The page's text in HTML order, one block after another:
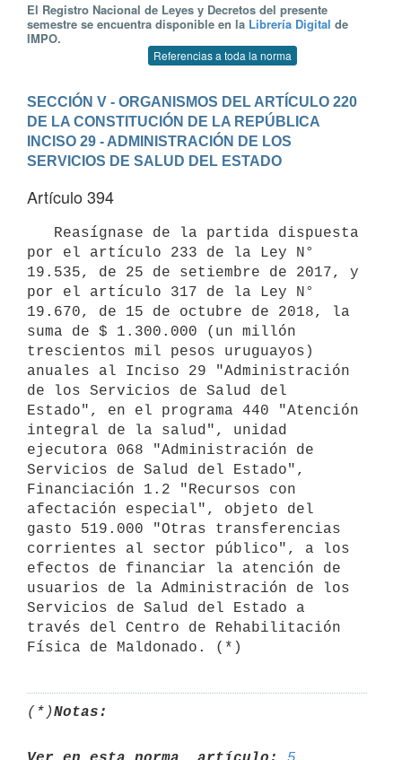
El Registro Nacional de Leyes y Decretos del presente
semestre se encuentra disponible en la Librería Digital de
IMPO.
Referencias a toda la norma
SECCIÓN V - ORGANISMOS DEL ARTÍCULO 220
DE LA CONSTITUCIÓN DE LA REPÚBLICA
INCISO 29 - ADMINISTRACIÓN DE LOS
SERVICIOS DE SALUD DEL ESTADO
Artículo 394
por el artículo 233 de la Ley N°
19.535, de 25 de setiembre de 2017, y
por el artículo 317 de la Ley N°
19.670, de 15 de octubre de 2018, la
suma de $ 1.300.000 (un millón
trescientos mil pesos uruguayos)
anuales al Inciso 29 "Administración
de los Servicios de Salud del
Estado", en el programa 440 "Atención
integral de la salud", unidad
ejecutora 068 "Administración de
Servicios de Salud del Estado",
Financiación 1.2 "Recursos con
afectación especial", objeto del
gasto 519.000 "Otras transferencias
corrientes al sector público", a los
efectos de financiar la atención de
usuarios de la Administración de los
Servicios de Salud del Estado a
través del Centro de Rehabilitación
(*)Notas: